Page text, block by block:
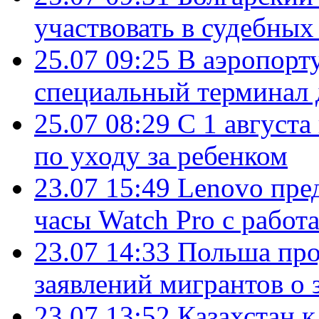
участвовать в
25.07 09:25 В
специальный терминал
25.07 08:29 С 1
по уходу за ребенком
23.07 15:49 Lenovo
часы Watch Pro с
23.07 14:33 Польша
заявлений мигрантов